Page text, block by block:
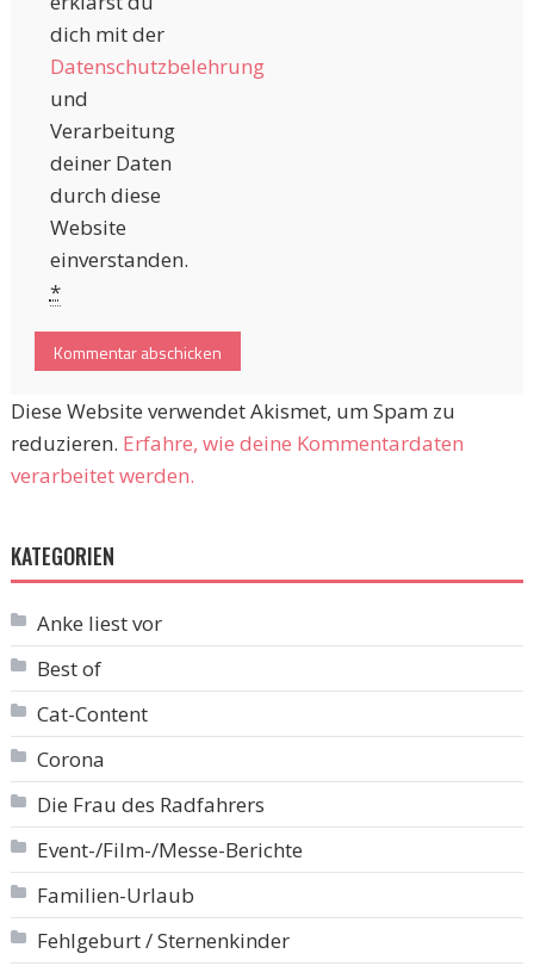
dich mit der
Datenschutzbelehrung
und
Verarbeitung
deiner Daten
durch diese
Website
einverstanden.
*
Diese Website verwendet Akismet, um Spam zu
reduzieren. Erfahre, wie deine Kommentardaten
verarbeitet werden.
KATEGORIEN
Anke liest vor
Best of
Cat-Content
Corona
Die Frau des Radfahrers
Event-/Film-/Messe-Berichte
Familien-Urlaub
Fehlgeburt / Sternenkinder